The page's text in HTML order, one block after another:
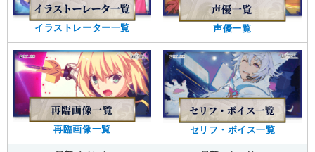
イラストレーター一覧 声優一覧
再臨画像一覧 セリフ・ボイス一覧